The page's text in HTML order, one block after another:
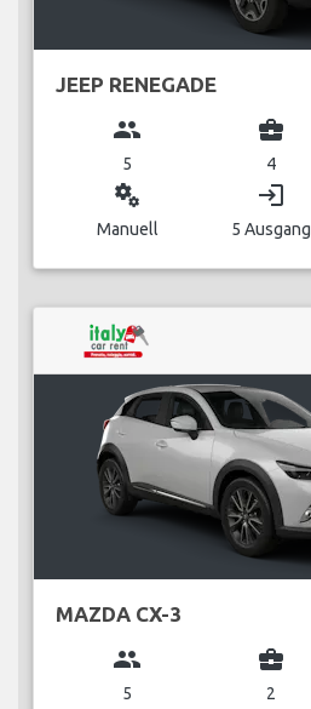
JEEP RENEGADE
group
5
business_center
4
miscellaneous_services
Manuell
login
5 Ausgang
MAZDA CX-3
group
5
business_center
2